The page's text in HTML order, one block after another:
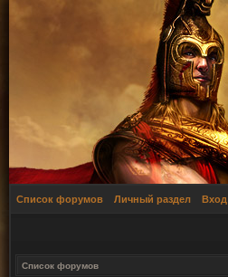
Список форумов Личный раздел Вход
Список форумов